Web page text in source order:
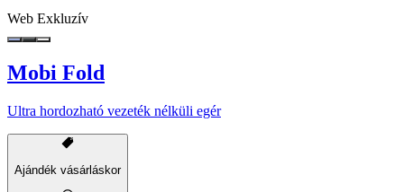
Web Exkluzív
Mobi Fold
Ultra hordozható vezeték nélküli egér
Ajándék vásárláskor